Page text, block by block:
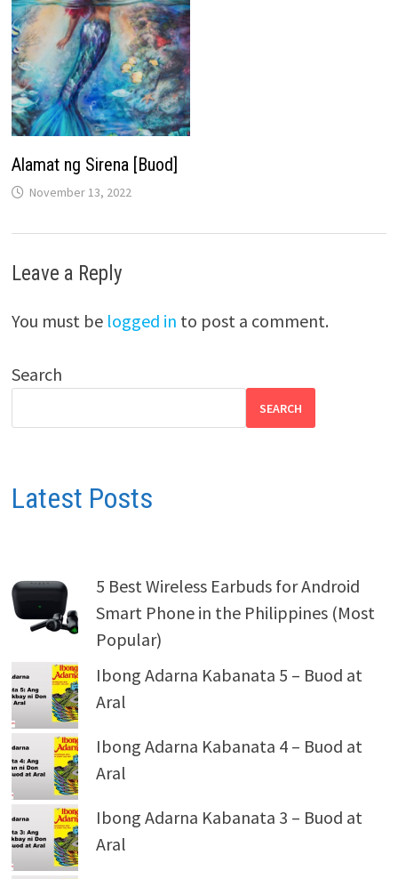
Alamat ng Sirena [Buod]
November 13, 2022
Leave a Reply
You must be logged in to post a comment.
Search
SEARCH
Latest Posts
5 Best Wireless Earbuds for Android
Smart Phone in the Philippines (Most
Popular)
Ibong Adarna Kabanata 5 – Buod at
Aral
Ibong Adarna Kabanata 4 – Buod at
Aral
Ibong Adarna Kabanata 3 – Buod at
Aral